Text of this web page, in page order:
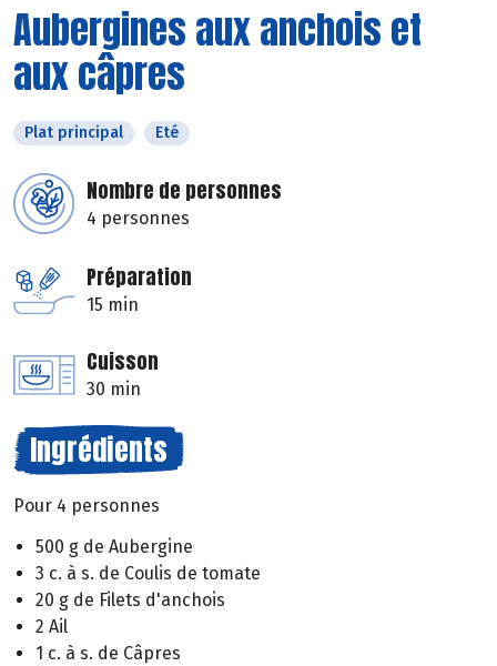
Aubergines aux anchois et
aux câpres
Plat principal Eté
Nombre de personnes
4 personnes
Préparation
15 min
Cuisson
30 min
Ingrédients
Pour 4 personnes
500 g de Aubergine
3 c. à s. de Coulis de tomate
20 g de Filets d'anchois
2 Ail
1 c. à s. de Câpres